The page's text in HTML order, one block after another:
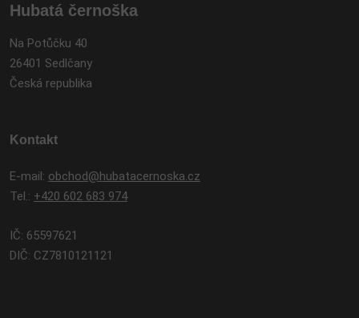
Hubatá černoška
Na Potůčku 40
26401 Sedlčany
Česká republika
Kontakt
E-mail: obchod@hubatacernoska.cz
Tel.: +420 602 683 974
IČ: 65597621
DIČ: CZ7810121121